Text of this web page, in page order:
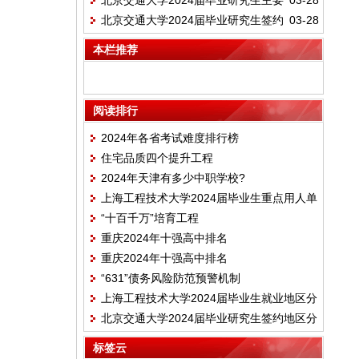
签约单位名单
03-28
北京交通大学2024届毕业研究生签约
地区分布情况
本栏推荐
阅读排行
2024年各省考试难度排行榜
住宅品质四个提升工程
2024年天津有多少中职学校?
上海工程技术大学2024届毕业生重点用人单
位分布
“十百千万”培育工程
重庆2024年十强高中排名
重庆2024年十强高中排名
“631”债务风险防范预警机制
上海工程技术大学2024届毕业生就业地区分
布情况
北京交通大学2024届毕业研究生签约地区分
布情况
标签云